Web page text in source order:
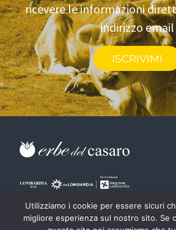
ricevere le informazioni
indirizzo email
ISCRIVIMI
Tel: +39.348.1842781 -
Utilizziamo i cookie per essere sicuri
migliore esperienza sul nostro sito. Se